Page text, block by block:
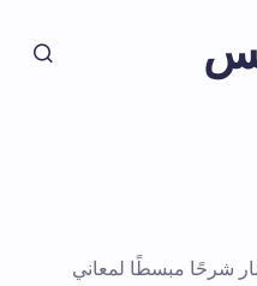
شرحًا مبسطًا لمعاني